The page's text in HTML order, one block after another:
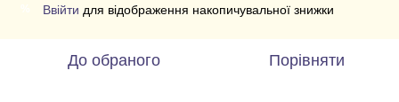
Ввійти для відображення накопичувальної знижки
До обраного Порівняти